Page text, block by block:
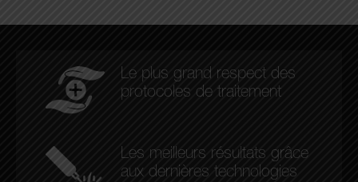
Le plus grand respect des
protocoles de traitement
Les meilleurs résultats grâce
aux dernières technologies